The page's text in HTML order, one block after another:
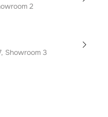
2
Showroom 3